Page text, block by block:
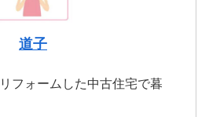
道子
フォームした中古住宅で暮